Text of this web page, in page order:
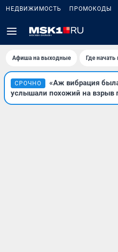
НЕДВИЖИМОСТЬ ПРОМОКОДЫ
Афиша на выходные Где
СРОЧНО
«Аж вибрация
услышали похожий на взрыв